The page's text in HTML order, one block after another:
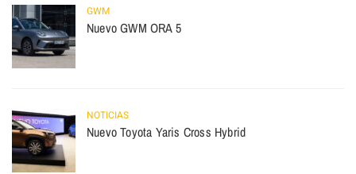
GWM
Nuevo GWM ORA 5
NOTICIAS
Nuevo Toyota Yaris Cross Hybrid